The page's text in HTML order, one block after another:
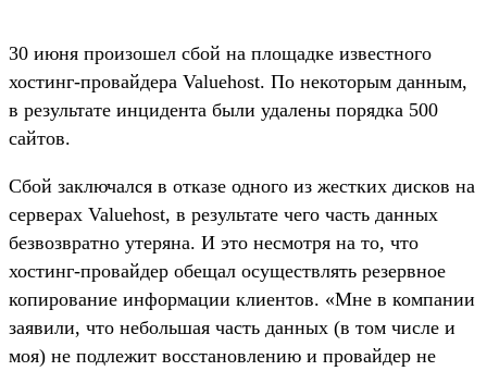
30 июня произошел сбой на площадке известного
хостинг-провайдера Valuehost. По некоторым данным,
в результате инцидента были удалены порядка 500
сайтов.
Сбой заключался в отказе одного из жестких дисков на
серверах Valuehost, в результате чего часть данных
безвозвратно утеряна. И это несмотря на то, что
хостинг-провайдер обещал осуществлять резервное
копирование информации клиентов. «Мне в компании
заявили, что небольшая часть данных (в том числе и
моя) не подлежит восстановлению и провайдер не